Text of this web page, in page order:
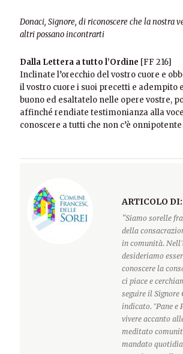
Donaci, Signore, di riconoscere che la nostra
altri possano incontrarti
Dalla Lettera a tutto l’Ordine [FF 216]
Inclinate l’orecchio del vostro cuore e
il vostro cuore i suoi precetti e adempito
buono ed esaltatelo nelle opere vostre,
affinché rendiate testimonianza alla
conoscere a tutti che non c’è
ARTICOLO DI:
“Siamo sorelle
della
in comunità.
desideriamo
conoscere la
ci piace e
seguire il Signore
indicato. "Pane e
vivere accanto
meditato
mandato